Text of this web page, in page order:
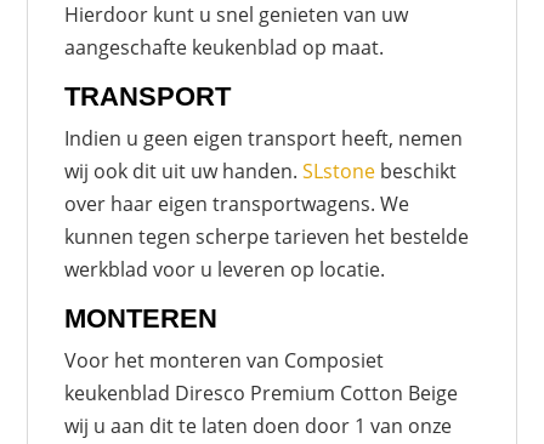
Hierdoor kunt u snel genieten van uw
aangeschafte keukenblad op maat.
TRANSPORT
Indien u geen eigen transport heeft, nemen
wij ook dit uit uw handen.SLstone beschikt
over haar eigen transportwagens. We
kunnen tegen scherpe tarieven het bestelde
werkblad voor u leveren op locatie.
MONTEREN
Voor het monteren van Composiet
keukenblad Diresco Premium Cotton Beige
wij u aan dit te laten doen door 1 van onze